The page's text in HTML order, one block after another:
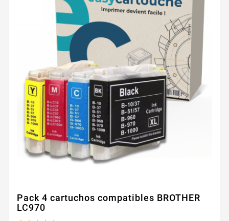
Pack 4 cartuchos compatibles BROTHER
LC970